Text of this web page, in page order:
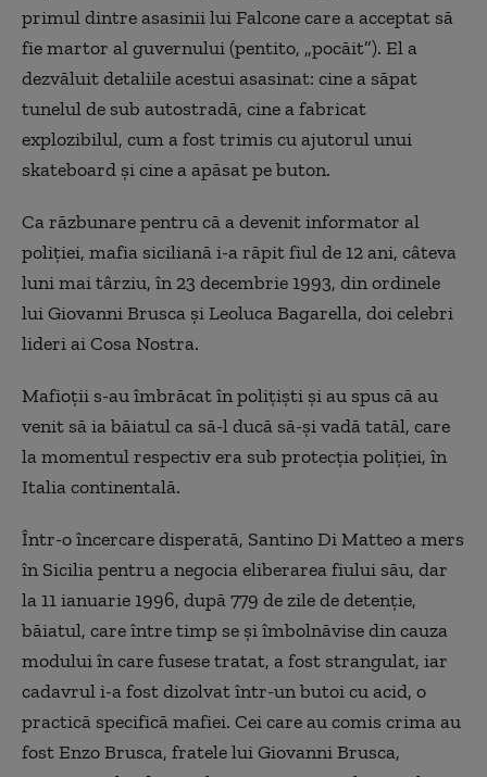
primul dintre asasinii lui Falcone care a acceptat să
fie martor al guvernului (pentito, „pocăit”). El a
dezvăluit detaliile acestui asasinat: cine a săpat
tunelul de sub autostradă, cine a fabricat
explozibilul, cum a fost trimis cu ajutorul unui
skateboard și cine a apăsat pe buton.
Ca răzbunare pentru că a devenit informator al
poliției, mafia siciliană i-a răpit fiul de 12 ani, câteva
luni mai târziu, în 23 decembrie 1993, din ordinele
lui Giovanni Brusca și Leoluca Bagarella, doi celebri
lideri ai Cosa Nostra.
Mafioții s-au îmbrăcat în polițiști și au spus că au
venit să ia băiatul ca să-l ducă să-și vadă tatăl, care
la momentul respectiv era sub protecția poliției, în
Italia continentală.
Într-o încercare disperată, Santino Di Matteo a mers
în Sicilia pentru a negocia eliberarea fiului său, dar
la 11 ianuarie 1996, după 779 de zile de detenție,
băiatul, care între timp se și îmbolnăvise din cauza
modului în care fusese tratat, a fost strangulat, iar
cadavrul i-a fost dizolvat într-un butoi cu acid, o
practică specifică mafiei. Cei care au comis crima au
fost Enzo Brusca, fratele lui Giovanni Brusca,